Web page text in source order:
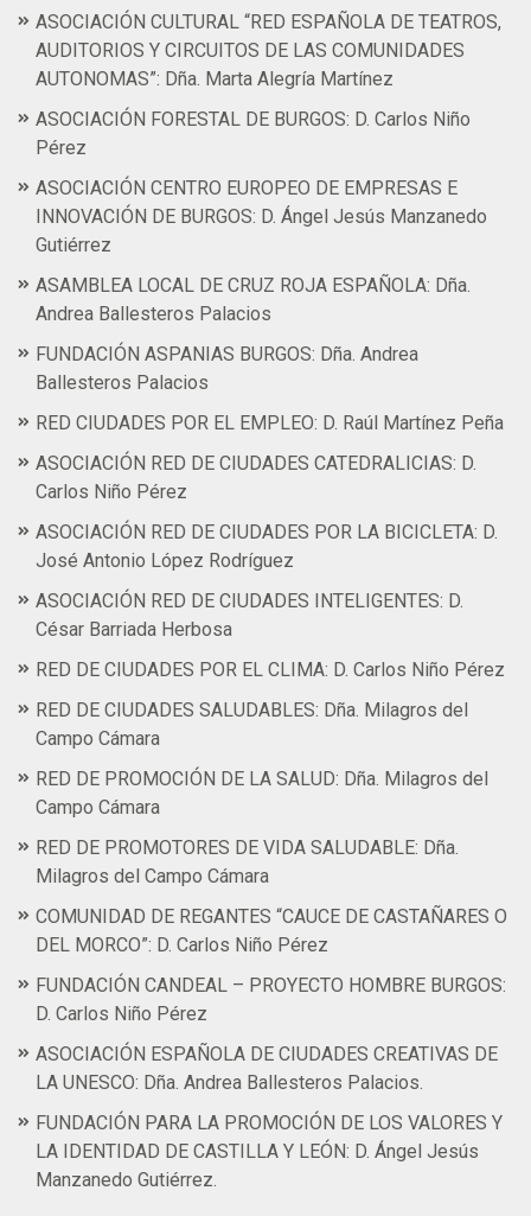
ASOCIACIÓN CULTURAL “RED ESPAÑOLA DE TEATROS,
AUDITORIOS Y CIRCUITOS DE LAS COMUNIDADES
AUTONOMAS”: Dña. Marta Alegría Martínez
ASOCIACIÓN FORESTAL DE BURGOS: D. Carlos Niño
Pérez
ASOCIACIÓN CENTRO EUROPEO DE EMPRESAS E
INNOVACIÓN DE BURGOS: D. Ángel Jesús Manzanedo
Gutiérrez
ASAMBLEA LOCAL DE CRUZ ROJA ESPAÑOLA: Dña.
Andrea Ballesteros Palacios
FUNDACIÓN ASPANIAS BURGOS: Dña. Andrea
Ballesteros Palacios
RED CIUDADES POR EL EMPLEO: D. Raúl Martínez Peña
ASOCIACIÓN RED DE CIUDADES CATEDRALICIAS: D.
Carlos Niño Pérez
ASOCIACIÓN RED DE CIUDADES POR LA BICICLETA: D.
José Antonio López Rodríguez
ASOCIACIÓN RED DE CIUDADES INTELIGENTES: D.
César Barriada Herbosa
RED DE CIUDADES POR EL CLIMA: D. Carlos Niño Pérez
RED DE CIUDADES SALUDABLES: Dña. Milagros del
Campo Cámara
RED DE PROMOCIÓN DE LA SALUD: Dña. Milagros del
Campo Cámara
RED DE PROMOTORES DE VIDA SALUDABLE: Dña.
Milagros del Campo Cámara
COMUNIDAD DE REGANTES “CAUCE DE CASTAÑARES O
DEL MORCO”: D. Carlos Niño Pérez
FUNDACIÓN CANDEAL – PROYECTO HOMBRE BURGOS:
D. Carlos Niño Pérez
ASOCIACIÓN ESPAÑOLA DE CIUDADES CREATIVAS DE
LA UNESCO: Dña. Andrea Ballesteros Palacios.
FUNDACIÓN PARA LA PROMOCIÓN DE LOS VALORES Y
LA IDENTIDAD DE CASTILLA Y LEÓN: D. Ángel Jesús
Manzanedo Gutiérrez.